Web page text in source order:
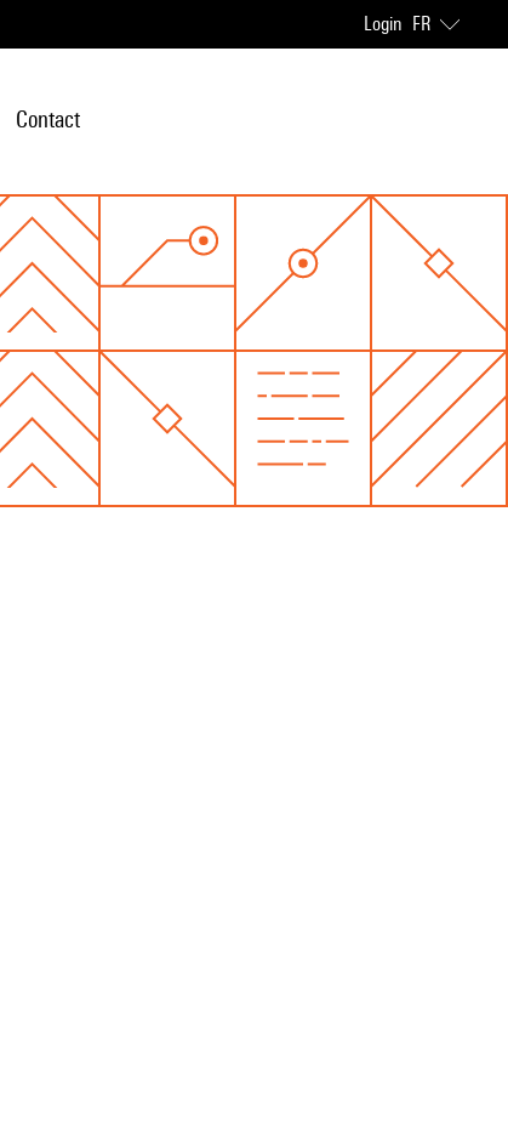
Login FR
Contact